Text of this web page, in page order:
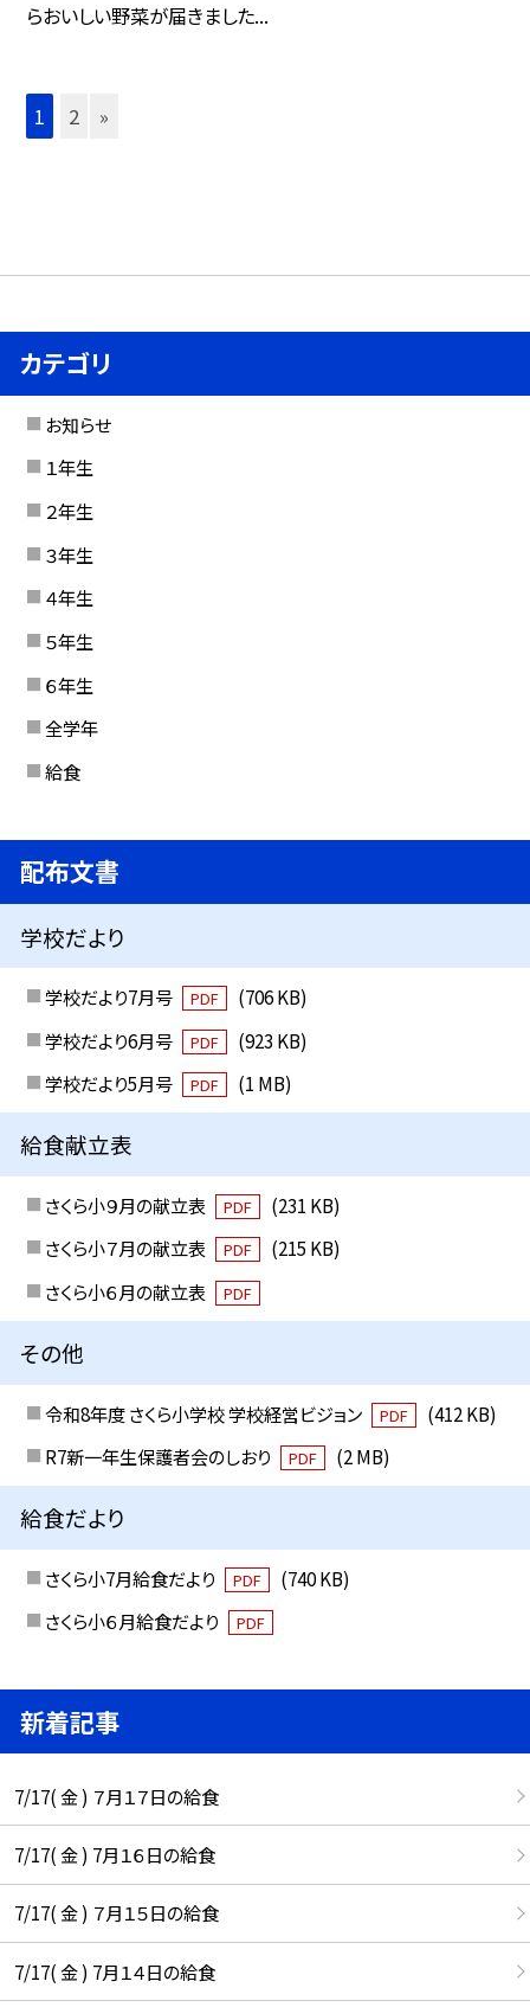
らおいしい野菜が届きました...
1 2 »
カテゴリ
お知らせ
１年生
２年生
３年生
４年生
５年生
６年生
全学年
給食
配布文書
学校だより
学校だより7月号 PDF
(706 KB)
学校だより6月号
PDF
(923 KB)
学校だより5月号
PDF (1 MB)
給食献立表
さくら小９月の献立表 PDF
(231 KB)
さくら小７月の献立表
PDF
(215 KB)
さくら小６月の献立表
PDF
その他
令和8年度 さくら小学校 学校経営ビジョン PDF
(412 KB)
R7新一年生保護者会のしおり
PDF (2 MB)
給食だより
さくら小7月給食だより PDF
(740 KB)
さくら小６月給食だより
PDF
新着記事
7/17( 金 ) ７月１７日の給食
7/17( 金 ) 7月１６日の給食
7/17( 金 ) ７月１５日の給食
7/17( 金 ) 7月１４日の給食